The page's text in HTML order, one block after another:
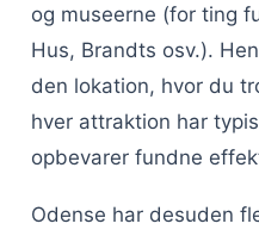
og museerne (for ting
Hus, Brandts osv.).
den lokation, hvor du
hver attraktion har
opbevarer fundne
Odense har desuden